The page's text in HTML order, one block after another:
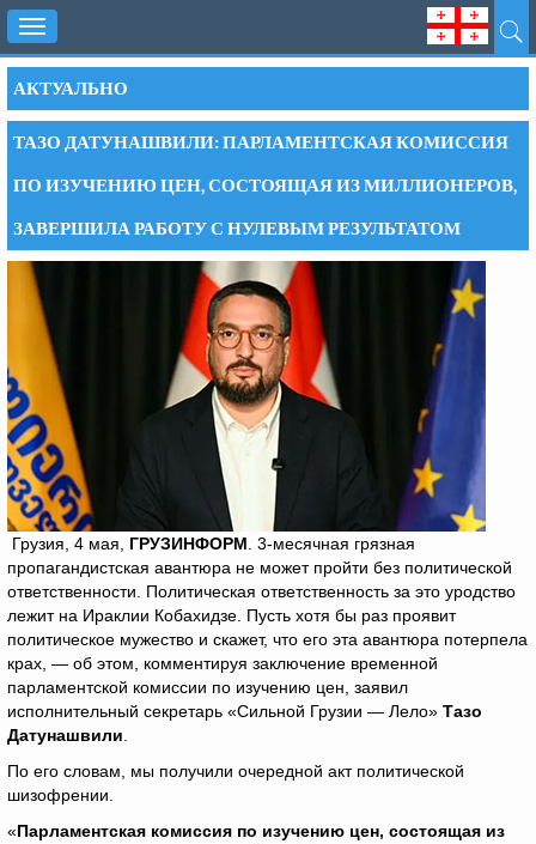
Toggle
navigation
АКТУАЛЬНО
ТАЗО ДАТУНАШВИЛИ: ПАРЛАМЕНТСКАЯ КОМИССИЯ
ПО ИЗУЧЕНИЮ ЦЕН, СОСТОЯЩАЯ ИЗ МИЛЛИОНЕРОВ,
ЗАВЕРШИЛА РАБОТУ С НУЛЕВЫМ РЕЗУЛЬТАТОМ
Грузия, 4 мая, ГРУЗИНФОРМ . 3-месячная грязная
пропагандистская авантюра не может пройти без политической
ответственности. Политическая ответственность за это уродство
лежит на Ираклии Кобахидзе. Пусть хотя бы раз проявит
политическое мужество и скажет, что его эта авантюра потерпела
крах, — об этом, комментируя заключение временной
парламентской комиссии по изучению цен, заявил
исполнительный секретарь «Сильной Грузии — Лело» Тазо
Датунашвили
По его словам, мы получили очередной акт политической
шизофрении.
«Парламентская комиссия по изучению цен, состоящая из